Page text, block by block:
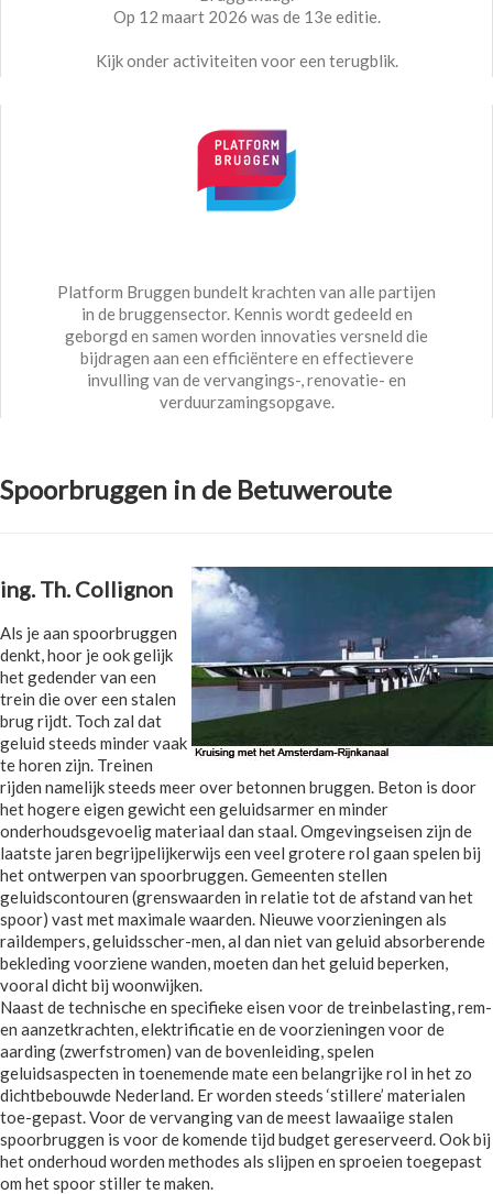
Op 12 maart 2026 was de 13e editie.
Kijk onder activiteiten voor een terugblik.
Platform Bruggen bundelt krachten van alle partijen
in de bruggensector. Kennis wordt gedeeld en
geborgd en samen worden innovaties versneld die
bijdragen aan een efficiëntere en effectievere
invulling van de vervangings-, renovatie- en
verduurzamingsopgave.
Spoorbruggen in de Betuweroute
ing. Th. Collignon
Als je aan spoorbruggen
denkt, hoor je ook gelijk
het gedender van een
trein die over een stalen
brug rijdt. Toch zal dat
geluid steeds minder vaak
te horen zijn. Treinen
rijden namelijk steeds meer over betonnen bruggen. Beton is door
het hogere eigen gewicht een geluidsarmer en minder
onderhoudsgevoelig materiaal dan staal. Omgevingseisen zijn de
laatste jaren begrijpelijkerwijs een veel grotere rol gaan spelen bij
het ontwerpen van spoorbruggen. Gemeenten stellen
geluidscontouren (grenswaarden in relatie tot de afstand van het
spoor) vast met maximale waarden. Nieuwe voorzieningen als
raildempers, geluidsscher-men, al dan niet van geluid absorberende
bekleding voorziene wanden, moeten dan het geluid beperken,
vooral dicht bij woonwijken.
Naast de technische en specifieke eisen voor de treinbelasting, rem-
en aanzetkrachten, elektrificatie en de voorzieningen voor de
aarding (zwerfstromen) van de bovenleiding, spelen
geluidsaspecten in toenemende mate een belangrijke rol in het zo
dichtbebouwde Nederland. Er worden steeds ‘stillere’ materialen
toe-gepast. Voor de vervanging van de meest lawaaiige stalen
spoorbruggen is voor de komende tijd budget gereserveerd. Ook bij
het onderhoud worden methodes als slijpen en sproeien toegepast
om het spoor stiller te maken.